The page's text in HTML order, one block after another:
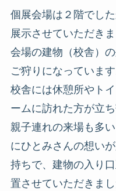
個展会場は２階でし
展示させていただきま
会場の建物（校舎）
ご狩りになっています
校舎には休憩所やト
ームに訪れた方が立
親子連れの来場も多
にひとみさんの想い
持ちで、建物の入り
置させていただきま